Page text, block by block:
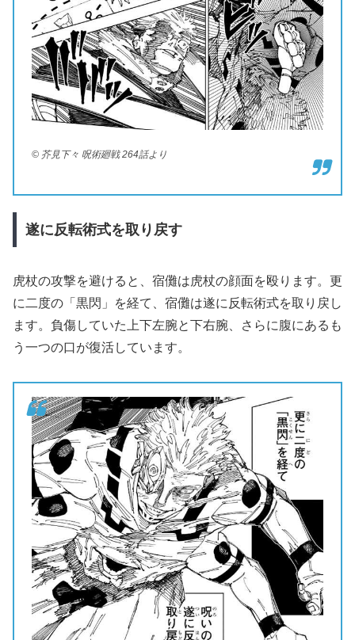
© 芥見下々 呪術廻戦 264話より
遂に反転術式を取り戻す
虎杖の攻撃を避けると、宿儺は虎杖の顔面を殴ります。更
に二度の「黒閃」を経て、宿儺は遂に反転術式を取り戻し
ます。負傷していた上下左腕と下右腕、さらに腹にあるも
う一つの口が復活しています。